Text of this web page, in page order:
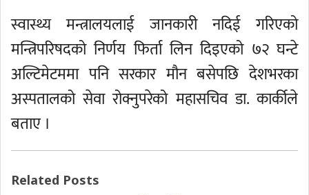
स्वास्थ्य मन्त्रालयलाई जानकारी नदिई गरिएको
मन्त्रिपरिषदको निर्णय फिर्ता लिन दिइएको ७२ घन्टे
अल्टिमेटममा पनि सरकार मौन बसेपछि देशभरका
अस्पतालको सेवा रोक्नुपरेको महासचिव डा. कार्कीले
बताए ।
Related Posts